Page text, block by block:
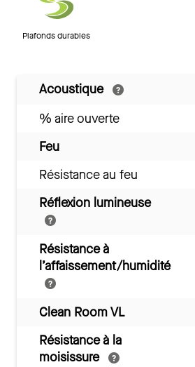
Plafonds durables
Acoustique
% aire ouverte
Feu
Résistance au feu
Réflexion lumineuse
Résistance à
l’affaissement/humidité
Clean Room VL
Résistance à la
moisissure